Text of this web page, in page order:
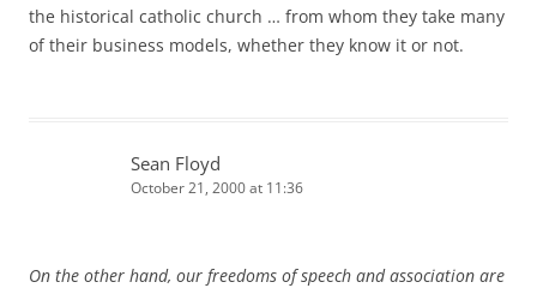
the historical catholic church … from whom they take many
of their business models, whether they know it or not.
Sean Floyd
October 21, 2000 at 11:36
On the other hand, our freedoms of speech and association are